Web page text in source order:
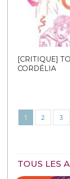
[CRITIQUE]
CORDÉLIA
1 2 3
TOUS LES